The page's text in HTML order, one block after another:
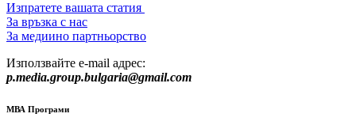
Изпратете вашата статия
За връзка с нас
За медиино партньорство
Използвайте e-mail адрес:
p.media.group.bulgaria@gmail.com
МВА Програми